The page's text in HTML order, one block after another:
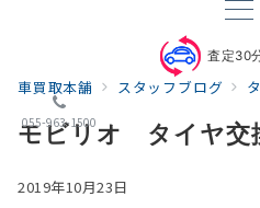
査定30
055-963-1500
車買取本舗 スタッフブログ
モビリオ タイヤ交
2019年10月23日